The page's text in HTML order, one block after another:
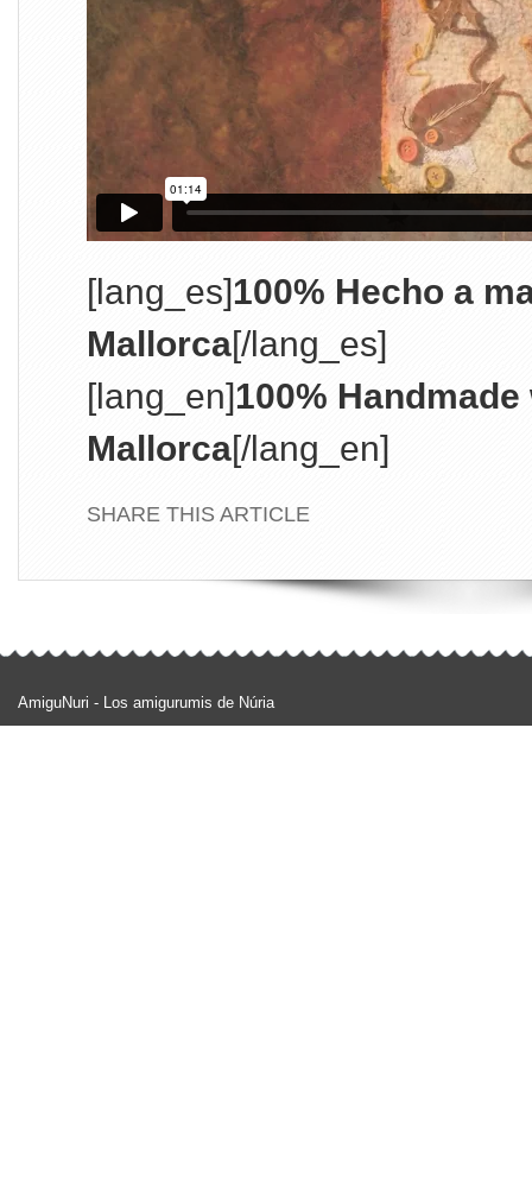
[lang_es]100% Hecho a
Mallorca[/lang_es]
[lang_en]100%
Mallorca[/lang_en]
SHARE THIS ARTICLE
AmiguNuri - Los amigurumis de Núria